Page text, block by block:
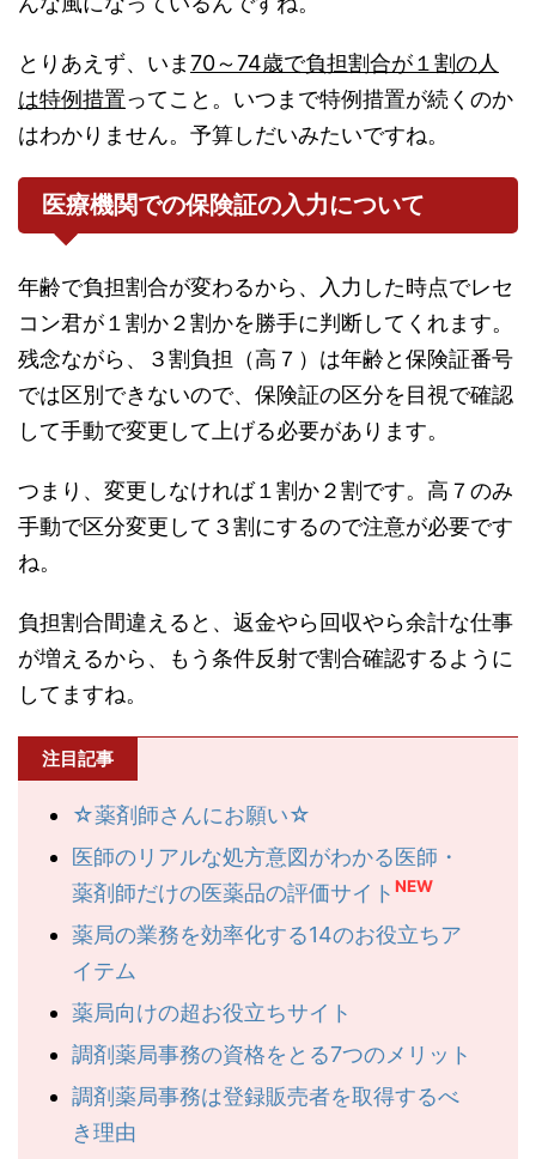
とりあえず、いま70～74歳で負担割合が１割の人
は特例措置ってこと。いつまで特例措置が続くのか
はわかりません。予算しだいみたいですね。
医療機関での保険証の入力について
年齢で負担割合が変わるから、入力した時点でレセ
コン君が１割か２割かを勝手に判断してくれます。
残念ながら、３割負担（高７）は年齢と保険証番号
では区別できないので、保険証の区分を目視で確認
して手動で変更して上げる必要があります。
つまり、変更しなければ１割か２割です。高７のみ
手動で区分変更して３割にするので注意が必要です
ね。
負担割合間違えると、返金やら回収やら余計な仕事
が増えるから、もう条件反射で割合確認するように
してますね。
注目記事
☆薬剤師さんにお願い☆
医師のリアルな処方意図がわかる医師・
薬剤師だけの医薬品の評価サイト NEW
薬局の業務を効率化する14のお役立ちア
イテム
薬局向けの超お役立ちサイト
調剤薬局事務の資格をとる7つのメリット
調剤薬局事務は登録販売者を取得するべ
き理由